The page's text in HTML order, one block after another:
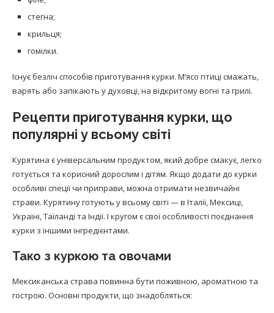
стегна;
крильця;
гомілки.
Існує безліч способів приготування курки. М’ясо птиці смажать,
варять або запікають у духовці, на відкритому вогні та грилі.
Рецепти приготування курки, що
популярні у всьому світі
Курятина є універсальним продуктом, який добре смакує, легко
готується та корисний дорослим і дітям. Якщо додати до курки
особливі спеції чи приправи, можна отримати незвичайні
страви. Курятину готують у всьому світі — в Італії, Мексиці,
Україні, Таїланді та Індії. І кругом є свої особливості поєднання
курки з іншими інгредієнтами.
Тако з куркою та овочами
Мексиканська страва повинна бути поживною, ароматною та
гострою. Основні продукти, що знадобляться: